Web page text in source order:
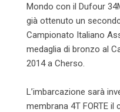
Mondo con il Dufour
già ottenuto un
Campionato Italiano
medaglia di bronzo al
2014 a Cherso.
L’imbarcazione sarà
membrana 4T FORTE